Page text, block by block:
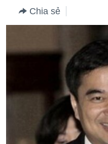
hướng
chính
tới
MỤC
VẠCH TRẦN TIN GIẢ
NGƯỜI VIỆT HẢI NGOẠI
SỨC KHOẺ
CHUYÊN ĐỀ
CHIẾN TRANH THƯƠNG
HÀNH TRÌNH BẦU CỬ 2024
MỘT NĂM CHIẾN TRANH
GIẢI MÃ VÀNH ĐAI &
NGÀY TỊ NẠN THẾ GIỚI
HỌC TIẾNG ANH
Chia sẻ